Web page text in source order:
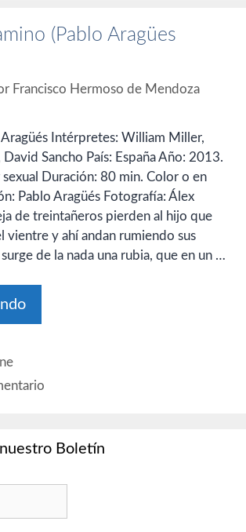
(Pablo Aragües
Francisco Hermoso de Mendoza
Intérpretes: William Miller,
David Sancho País: España Año: 2013.
Duración: 80 min. Color o en
Pablo Aragüés Fotografía: Álex
de treintañeros pierden al hijo que
vientre y ahí andan rumiendo sus
de la nada una rubia, que en un …
Boletín